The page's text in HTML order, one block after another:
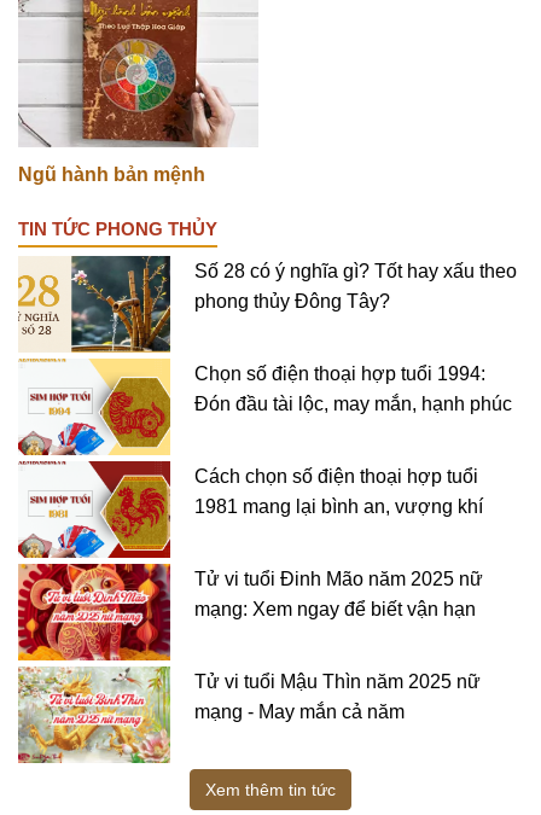
Ngũ hành bản mệnh
TIN TỨC PHONG THỦY
Số 28 có ý nghĩa gì? Tốt hay xấu theo
phong thủy Đông Tây?
Chọn số điện thoại hợp tuổi 1994:
Đón đầu tài lộc, may mắn, hạnh phúc
Cách chọn số điện thoại hợp tuổi
1981 mang lại bình an, vượng khí
Tử vi tuổi Đinh Mão năm 2025 nữ
mạng: Xem ngay để biết vận hạn
Tử vi tuổi Mậu Thìn năm 2025 nữ
mạng - May mắn cả năm
Xem thêm tin tức